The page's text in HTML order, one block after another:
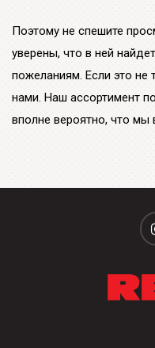
Поэтому не спешите
уверены, что в ней
пожеланиям. Если это не
нами. Наш ассортимент
вполне вероятно, что